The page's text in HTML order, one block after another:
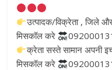
उत्पादक/विक्रेता , जिले
मिसकॉल करे
क्रेता सस्ते सामान अपनी
मिसकॉल करे